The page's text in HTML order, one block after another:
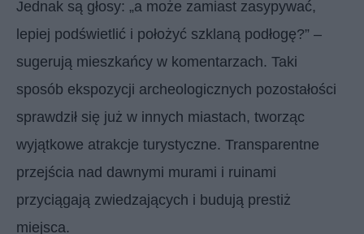
Jednak są głosy: „a może zamiast zasypywać,
lepiej podświetlić i położyć szklaną podłogę?” –
sugerują mieszkańcy w komentarzach. Taki
sposób ekspozycji archeologicznych pozostałości
sprawdził się już w innych miastach, tworząc
wyjątkowe atrakcje turystyczne. Transparentne
przejścia nad dawnymi murami i ruinami
przyciągają zwiedzających i budują prestiż
miejsca.